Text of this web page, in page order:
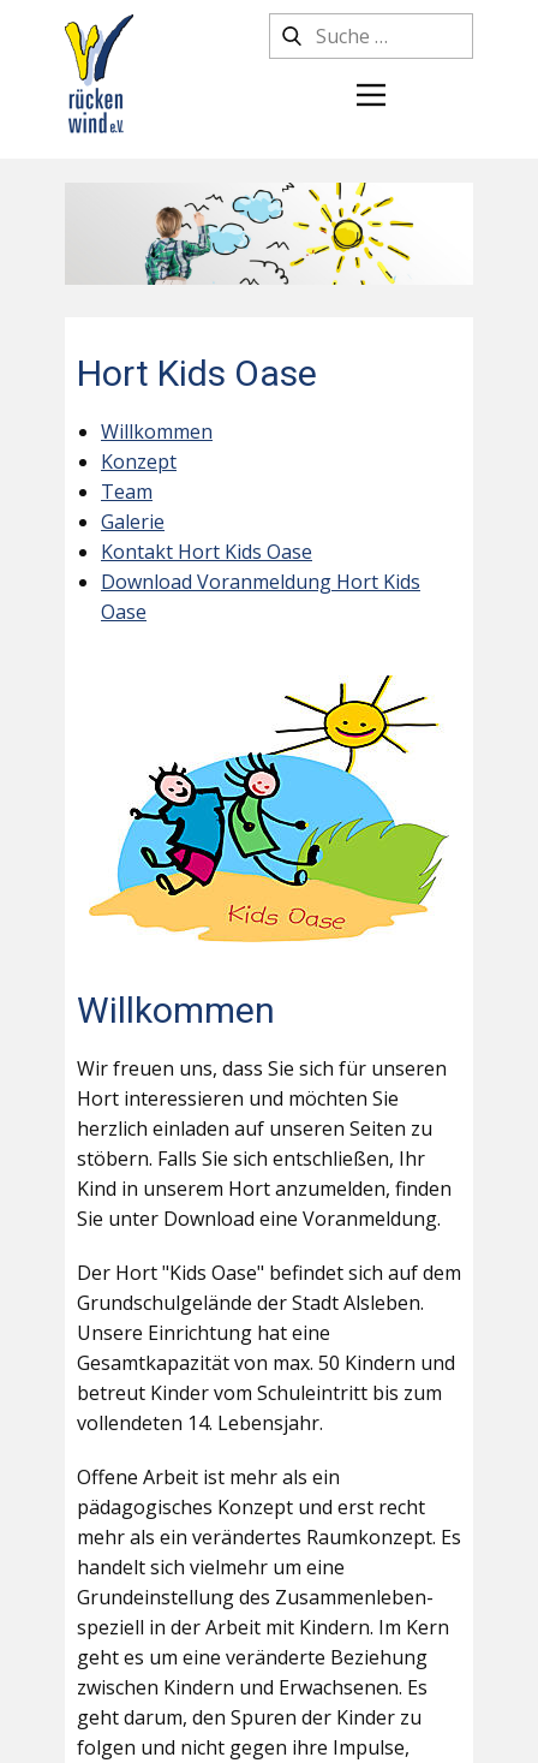
Hort Kids Oase
Willkommen
Konzept
Team
Galerie
Kontakt Hort Kids Oase
Download Voranmeldung Hort Kids
Oase
Willkommen
Wir freuen uns, dass Sie sich für unseren
Hort interessieren und möchten Sie
herzlich einladen auf unseren Seiten zu
stöbern. Falls Sie sich entschließen, Ihr
Kind in unserem Hort anzumelden, finden
Sie unter Download eine Voranmeldung.
Der Hort "Kids Oase" befindet sich auf dem
Grundschulgelände der Stadt Alsleben.
Unsere Einrichtung hat eine
Gesamtkapazität von max. 50 Kindern und
betreut Kinder vom Schuleintritt bis zum
vollendeten 14. Lebensjahr.
Offene Arbeit ist mehr als ein
pädagogisches Konzept und erst recht
mehr als ein verändertes Raumkonzept. Es
handelt sich vielmehr um eine
Grundeinstellung des Zusammenleben-
speziell in der Arbeit mit Kindern. Im Kern
geht es um eine veränderte Beziehung
zwischen Kindern und Erwachsenen. Es
geht darum, den Spuren der Kinder zu
folgen und nicht gegen ihre Impulse,